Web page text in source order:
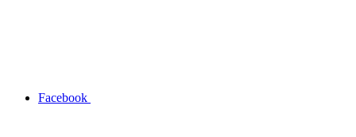
Facebook